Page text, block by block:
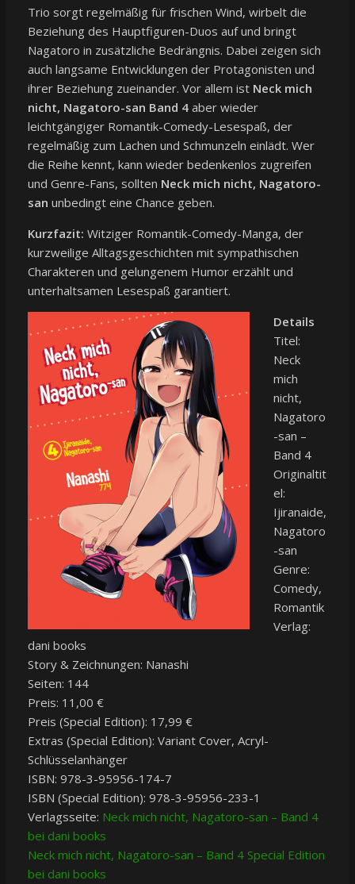
Trio sorgt regelmäßig für frischen Wind, wirbelt die
Beziehung des Hauptfiguren-Duos auf und bringt
Nagatoro in zusätzliche Bedrängnis. Dabei zeigen sich
auch langsame Entwicklungen der Protagonisten und
ihrer Beziehung zueinander. Vor allem ist Neck mich
nicht, Nagatoro-san Band 4aber wieder
leichtgängiger Romantik-Comedy-Lesespaß, der
regelmäßig zum Lachen und Schmunzeln einlädt. Wer
die Reihe kennt, kann wieder bedenkenlos zugreifen
und Genre-Fans, sollten Neck mich nicht, Nagatoro-
san unbedingt eine Chance geben.
Kurzfazit: Witziger Romantik-Comedy-Manga, der
kurzweilige Alltagsgeschichten mit sympathischen
Charakteren und gelungenem Humor erzählt und
unterhaltsamen Lesespaß garantiert.
Details
Titel:
Neck
mich
nicht,
Nagatoro
-san –
Band 4
Originaltit
el:
Ijiranaide,
Nagatoro
-san
Genre:
Comedy,
Romantik
Verlag:
dani books
Story & Zeichnungen: Nanashi
Seiten: 144
Preis: 11,00 €
Preis (Special Edition): 17,99 €
Extras (Special Edition): Variant Cover, Acryl-
Schlüsselanhänger
ISBN: 978-3-95956-174-7
ISBN (Special Edition): 978-3-95956-233-1
Verlagsseite: Neck mich nicht, Nagatoro-san – Band 4
bei dani books
Neck mich nicht, Nagatoro-san – Band 4 Special Edition
bei dani books